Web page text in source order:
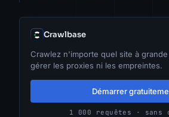
Crawlbase
Crawlez n'importe quel site à
gérer les proxies ni les empreintes.
Démarrer
1 000 requêtes · sans